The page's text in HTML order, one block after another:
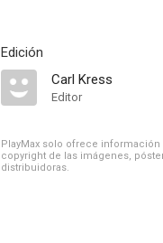
Edición
Carl Kress
Editor
PlayMax solo ofrece
copyright de las imágenes,
distribuidoras.